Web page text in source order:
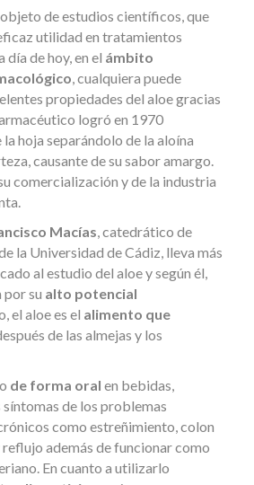
de estudios científicos, que
utilidad en tratamientos
día de hoy, en el ámbito
, cualquiera puede
propiedades del aloe gracias
logró en 1970
hoja separándolo de la aloína
causante de su sabor amargo.
comercialización y de la industria
Macías, catedrático de
la Universidad de Cádiz, lleva más
al estudio del aloe y según él,
por su alto potencial
el aloe es el alimento que
de las almejas y los
de forma oral en bebidas,
de los problemas
como estreñimiento, colon
además de funcionar como
En cuanto a utilizarlo